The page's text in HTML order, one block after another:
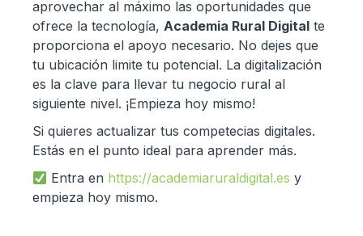
aprovechar al máximo las oportunidades que
ofrece la tecnología, Academia Rural Digital te
proporciona el apoyo necesario. No dejes que
tu ubicación limite tu potencial. La digitalización
es la clave para llevar tu negocio rural al
siguiente nivel. ¡Empieza hoy mismo!
Si quieres actualizar tus competecias digitales.
Estás en el punto ideal para aprender más.
Entra en https://academiaruraldigital.es y
empieza hoy mismo.